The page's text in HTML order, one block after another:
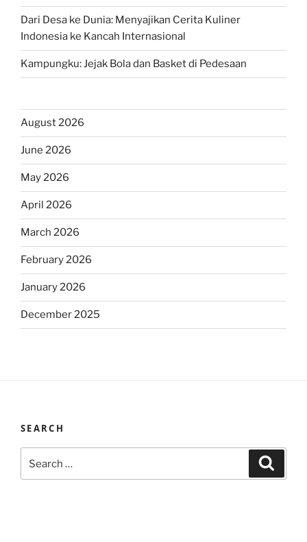
Dari Desa ke Dunia: Menyajikan Cerita Kuliner
Indonesia ke Kancah Internasional
Kampungku: Jejak Bola dan Basket di Pedesaan
August 2026
June 2026
May 2026
April 2026
March 2026
February 2026
January 2026
December 2025
SEARCH
for: